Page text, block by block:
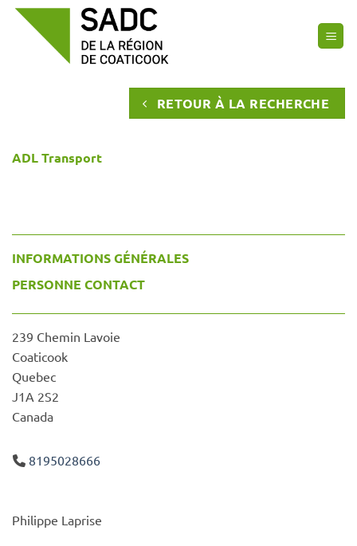
Passer
RETOUR À LA RECHERCHE
ADL Transport
INFORMATIONS GÉNÉRALES
PERSONNE CONTACT
239 Chemin Lavoie
Coaticook
Quebec
J1A 2S2
Canada
8195028666
Philippe Laprise